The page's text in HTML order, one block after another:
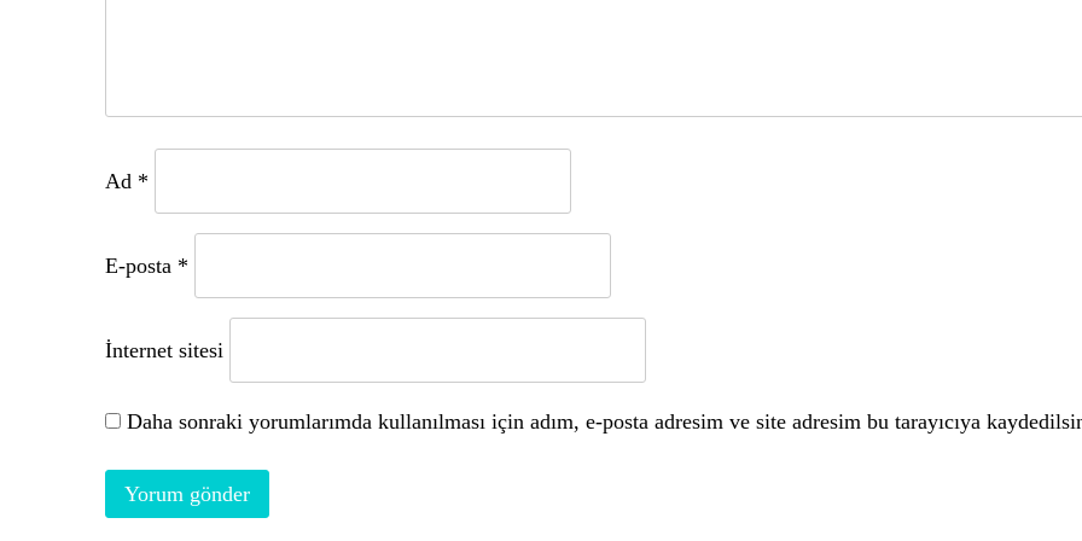
Ad *
E-posta *
İnternet sitesi
Daha sonraki yorumlarımda kullanılması için adım, e-posta adresim ve site adresim bu tarayıcıya